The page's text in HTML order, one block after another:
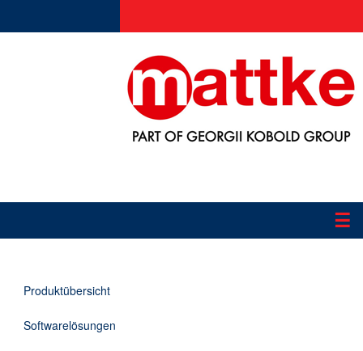
☰
Applikationen
Informationen
Produktübersicht
Softwarelösungen